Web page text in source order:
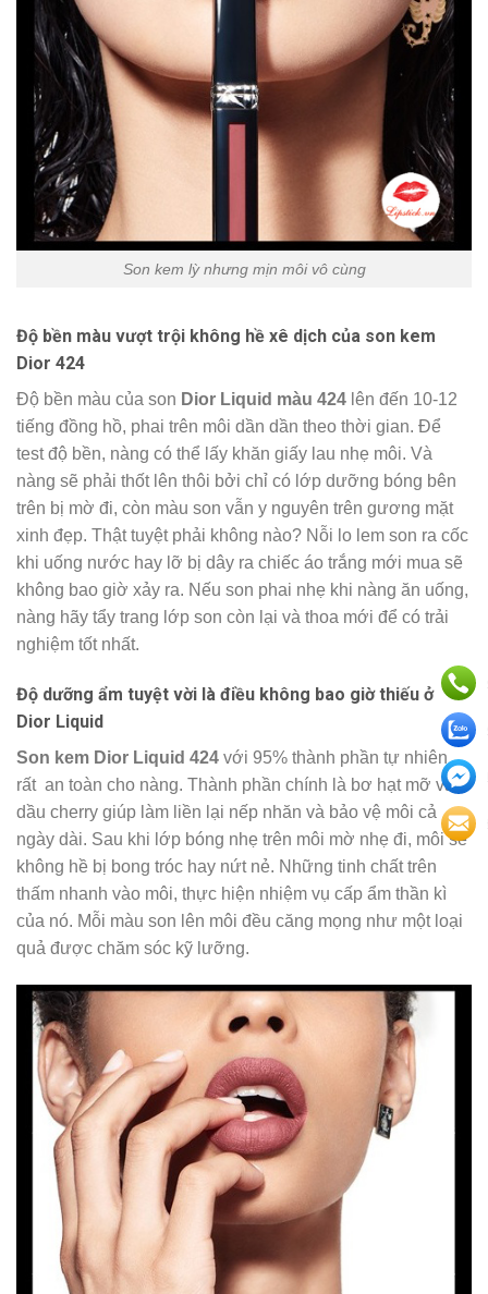
Son kem lỳ nhưng mịn môi vô cùng
Độ bền màu vượt trội không hề xê dịch của son kem
Dior 424
Độ bền màu của son Dior Liquid màu 424 lên đến 10-12
tiếng đồng hồ, phai trên môi dần dần theo thời gian. Để
test độ bền, nàng có thể lấy khăn giấy lau nhẹ môi. Và
nàng sẽ phải thốt lên thôi bởi chỉ có lớp dưỡng bóng bên
trên bị mờ đi, còn màu son vẫn y nguyên trên gương mặt
xinh đẹp. Thật tuyệt phải không nào? Nỗi lo lem son ra cốc
khi uống nước hay lỡ bị dây ra chiếc áo trắng mới mua sẽ
không bao giờ xảy ra. Nếu son phai nhẹ khi nàng ăn uống,
nàng hãy tẩy trang lớp son còn lại và thoa mới để có trải
nghiệm tốt nhất.
Độ dưỡng ẩm tuyệt vời là điều không bao giờ thiếu ở
Dior Liquid
Son kem Dior Liquid 424 với 95% thành phần tự nhiên
rất an toàn cho nàng. Thành phần chính là bơ hạt mỡ và
dầu cherry giúp làm liền lại nếp nhăn và bảo vệ môi cả
ngày dài. Sau khi lớp bóng nhẹ trên môi mờ nhẹ đi, môi sẽ
không hề bị bong tróc hay nứt nẻ. Những tinh chất trên
thấm nhanh vào môi, thực hiện nhiệm vụ cấp ẩm thần kì
của nó. Mỗi màu son lên môi đều căng mọng như một loại
quả được chăm sóc kỹ lưỡng.